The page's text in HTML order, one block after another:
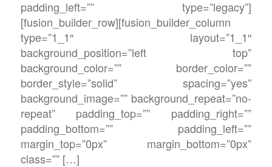
padding_left=”” type=”legacy”]
[fusion_builder_row][fusion_builder_column
type=”1_1″ layout=”1_1″
background_position=”left top”
background_color=”” border_color=””
border_style=”solid” spacing=”yes”
background_image=”” background_repeat=”no-
repeat” padding_top=”” padding_right=””
padding_bottom=”” padding_left=””
margin_top=”0px” margin_bottom=”0px”
class=”” […]